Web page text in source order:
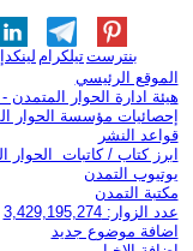
تيلكرامبنترست
الموقع الرئيسي
هيئة ادارة الحوار المتمدن -
إحصائيات مؤسسة الحوار
قواعد النشر
ابرز كتاب / كاتبات الحوار
يوتيوب التمدن
مكتبة التمدن
عدد الزوار: 3,429,195,274
اضافة موضوع جديد